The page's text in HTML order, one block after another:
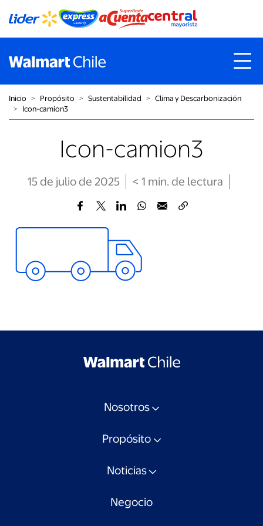
Inicio ˃ Propósito ˃ Sustentabilidad ˃ Clima y Descarbonización
˃
Icon-camion3
Icon-camion3
15 de julio de 2025 < 1 min. de lectura
Nosotros
Propósito
Noticias
Negocio